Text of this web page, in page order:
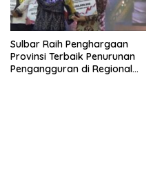
Sulbar Raih Penghargaan
Provinsi Terbaik Penurunan
Pengangguran di Regional